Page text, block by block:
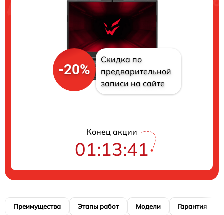
-20%
Скидка по
предварительной
записи на сайте
Конец акции
01:13:41
Преимущества Этапы работ Модели Гарантия